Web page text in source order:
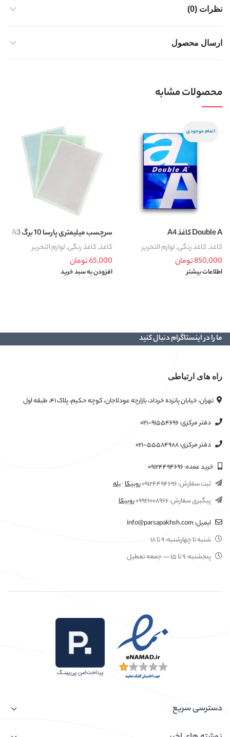
نظرات (0)
ارسال محصول
محصولات مشابه
اتمام موجودی
Double A کاغذ A4
کاغذ,کاغذ رنگی,لوازم التحریر
850,000تومان
اطلاعات بیشتر
سرچسب میلیمتری پارسا 10 برگ A3
کاغذ,کاغذ رنگی,لوازم التحریر
65,000تومان
افزودن به سبد خرید
ما را در اینستاگرام دنبال کنید
راه های ارتباطی
تهران، خیابان پانزده خرداد، بازارچه عودلاجان، کوچه حکیم، پلاک ۴۱، طبقه اول
دفتر مرکزی:۰۲۱-۹۱۵۵۴۶۹۶
دفتر مرکزی:۰۲۱-۵۵۵۸۴۹۸۸
خرید عمده:۰۹۱۲۴۴۹۴۶۹۶
ثبت سفارش:۰۹۱۲۴۴۹۴۶۹۶روبیکا·بله
پیگیری سفارش:۰۹۹۲۱۰۰۸۹۶۶روبیکا
ایمیل:info@parsapakhsh.com
شنبه تا چهارشنبه:۹ تا ۱۸
پنجشنبه:۹ تا ۱۵ — جمعه تعطیل
دسترسی سریع